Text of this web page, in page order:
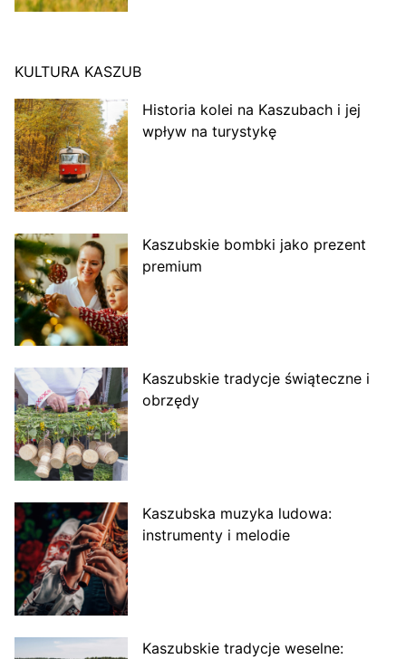
KULTURA KASZUB
Historia kolei na Kaszubach i jej
wpływ na turystykę
Kaszubskie bombki jako prezent
premium
Kaszubskie tradycje świąteczne i
obrzędy
Kaszubska muzyka ludowa:
instrumenty i melodie
Kaszubskie tradycje weselne: